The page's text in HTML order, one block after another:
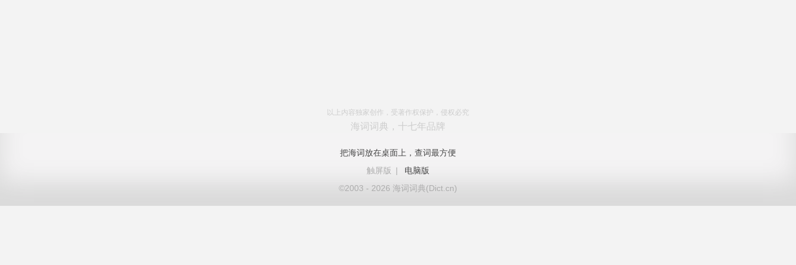
以上内容独家创作，受著作权保护，侵权必究
海词词典，十七年品牌
把海词放在桌面上，查词最方便
触屏版
|
电脑版
©2003 - 2026 海词词典(Dict.cn)